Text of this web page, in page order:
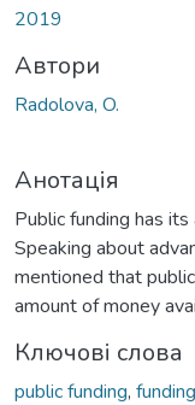
2019
Автори
Radolova, O.
Анотація
Public funding has
Speaking about
mentioned that
amount of money
Ключові слова
public funding, funding